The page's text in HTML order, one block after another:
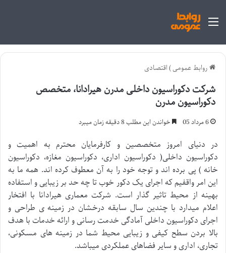
منو
روابط عمومی)اقتصادی
شرکت دکوراسیون داخلی مدرن هیرادانا، متخصص
دکوراسیون مدرن
6 مرداد 05 خواندن این مطلب 8 دقیقه زمان میبرد
در دنیای امروز متخصصین و کارفرمایان محترم به اهمیت و
دکوراسیون داخلی( دکوراسیون اداری، دکوراسیون مغازه، دکوراسیون
خانه ) پی برده اند و توجه خود را به آن معطوف کرده اند. همه ما به
این امر واقفیم که اجرای یک دکور خوب تا چه حد بر زیبایی و استفاده
بهینه از محیط تاثیر گذار است. شرکت معماری هیرادانا با افتخار
اعلام میدارد با چندین سال سابقه درخشان در زمینه ی طراحی و
اجرای دکوراسیون داخلی آمادگی خدمت رسانی و ارائه خدمات با هدف
بالا بردن سطح کیفی و زیبایی محیط شما در زمینه های مسکونی،
تجاری، اداری و سایر فضاهای عملکردی میباشد.